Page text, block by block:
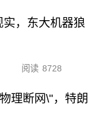
，东大机器狼
阅读 8728
理断网\"，特朗